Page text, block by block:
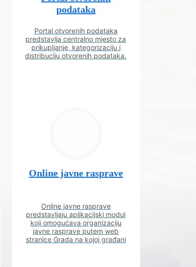
podataka
Portal otvorenih podataka
predstavlja centralno mjesto za
prikupljanje, kategorizaciju i
distribuciju otvorenih podataka.
Online javne rasprave
Online javne rasprave
predstavljaju aplikacijski modul
koji omogućava organizaciju
javne rasprave putem web
stranice Grada na kojoj građani